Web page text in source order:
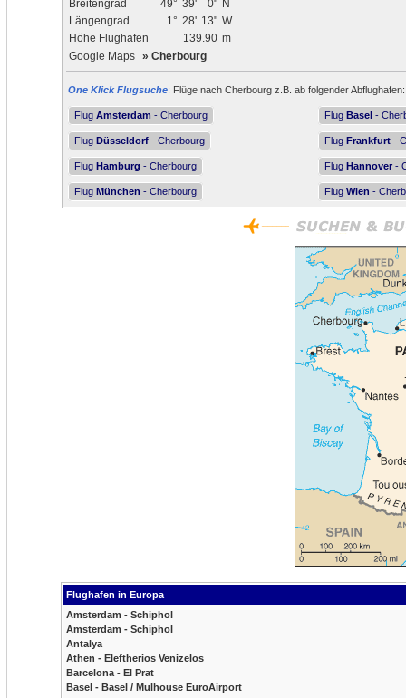
Breitengrad 49° 39' 0" N
Längengrad
1° 28' 13" W
Höhe Flughafen
139.90 m
Google Maps » Cherbourg
One Klick Flugsuche: Flüge nach Cherbourg z.B. ab folgender Abflughafen:
Flug Amsterdam - Cherbourg Flug Basel -
Flug Düsseldorf - Cherbourg Flug Frankfurt -
Flug Hamburg - Cherbourg Flug Hannover -
Flug München - Cherbourg Flug Wien -
Flughafen in Europa
Amsterdam - Schiphol
Amsterdam - Schiphol
Antalya
Athen - Eleftherios Venizelos
Barcelona - El Prat
Basel - Basel / Mulhouse EuroAirport